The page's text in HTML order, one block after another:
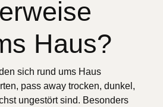
Haus?
sich rund ums Haus
pass away trocken, dunkel,
ungestört sind. Besonders